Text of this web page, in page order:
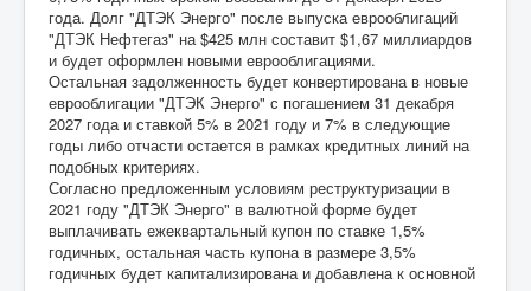
года. Долг "ДТЭК Энерго" после выпуска еврооблигаций
"ДТЭК Нефтегаз" на $425 млн составит $1,67 миллиардов
и будет оформлен новыми еврооблигациями.
Остальная задолженность будет конвертирована в новые
еврооблигации "ДТЭК Энерго" с погашением 31 декабря
2027 года и ставкой 5% в 2021 году и 7% в следующие
годы либо отчасти остается в рамках кредитных линий на
подобных критериях.
Согласно предложенным условиям реструктуризации в
2021 году "ДТЭК Энерго" в валютной форме будет
выплачивать ежеквартальный купон по ставке 1,5%
годичных, остальная часть купона в размере 3,5%
годичных будет капитализирована и добавлена к основной